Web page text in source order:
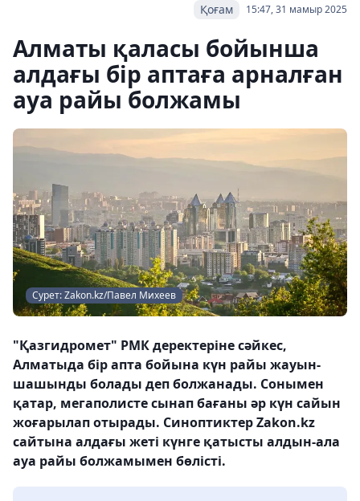
15:47, 31 мамыр 2025
Қоғам
Алматы қаласы бойынша
алдағы бір аптаға арналған
ауа райы болжамы
Сурет: Zakon.kz/Павел Михеев
"Қазгидромет" РМК деректеріне сәйкес,
Алматыда бір апта бойына күн райы жауын-
шашынды болады деп болжанады. Сонымен
қатар, мегаполисте сынап бағаны әр күн сайын
жоғарылап отырады. Синоптиктер Zakon.kz
сайтына алдағы жеті күнге қатысты алдын-ала
ауа райы болжамымен бөлісті.